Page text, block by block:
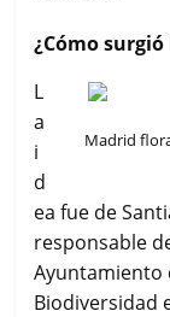
¿Cómo
Madrid
L
a
i
d
ea fue de
responsable
Ayuntamiento
Biodiversidad